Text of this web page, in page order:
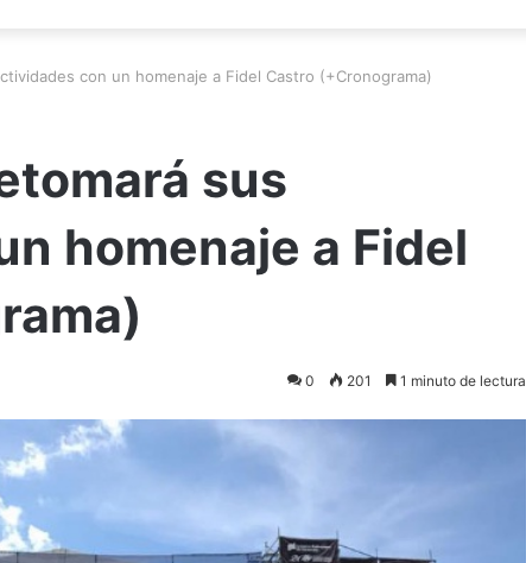
con un homenaje a Fidel Castro (+Cronograma)
sus
homenaje a Fidel
0 201 1 minuto de lectura